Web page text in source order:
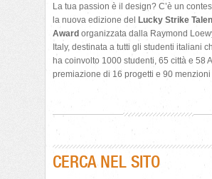
La tua passion è il design? C’è un
la nuova edizione del
Lucky Strike
Award organizzata dalla Raymond
Italy, destinata a tutti gli studenti italiani
ha coinvolto 1000 studenti, 65 città e 58
premiazione di 16 progetti e 90 menzioni
CERCA NEL SITO